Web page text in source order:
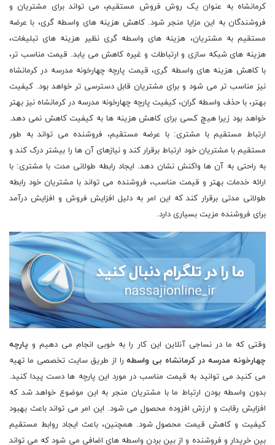
کرمانشاه به عنوان یک روش فروش مستقیم، می تواند برای مشتریان و
فروشندگان به این مزایا منجر شود. کاهش هزینه های واسطه گری، با عرضه
مستقیم به مشتریان، هزینه های واسطه گری نظیر هزینه های تبلیغات،
هزینه های شبکه سازی و ارتباطات و غیره کاهش می یابد. قیمت مناسب تر،
با کاهش هزینه های واسطه گری، قیمت پارچه چهارخونه مدرسه در کرمانشاه
نیز مناسب تر می شود و برای مشتریان قابل دسترسی تر خواهد بود. کیفیت
بهتر، با حذف واسطه گران، کیفیت پارچه چهارخونه مدرسه در کرمانشاه نیز بهتر
خواهد بود زیرا هیچ کسی برای کاهش هزینه ها به کیفیت کاهش نمی دهد.
ارتباط مستقیم با مشتری: با عرضه مستقیم، فروشنده می تواند به طور
مستقیم با مشتریان خود ارتباط برقرار کند و نیازهای آن ها را بیشتر درک کند و
به راحتی به آن ها واکنش نشان دهد. ایجاد رابطه طولانی مدت با مشتری: با
ارائه خدمات بهتر و قیمت مناسب، فروشنده می تواند با مشتریان خود رابطه
طولانی مدتی برقرار کند که این امر به دلیل افزایش فروش و افزایش درآمد
برای فروشنده مزیت بسیاری دارد.
وقتی که ما در نساجی آنلاین این کار را به خوبی انجام می دهیم و پارچه
چهارخونه مدرسه در کرمانشاه بی واسطهرا از طریق سایت تخصصی ما تهیه
می کنید می توانید به قیمت مناسب در مورد این پارچه ها دست پیدا کنید.
بدون واسطه بودن ارتباط ما با مشتریان منجر به این موضوع خواهد شد که
افزایش رقابت و ارزش افزوده محصول می شود. این امر می تواند باعث بهبود
کیفیت و کاهش قیمت محصول شود. همچنین، باعث ایجاد روابط مستقیم
بین خریدار و فروشنده و از بین بردن واسطه های اضافی می شود که می تواند